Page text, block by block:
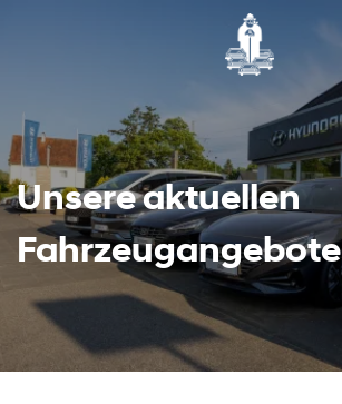
Unsere aktuellen
Fahrzeugangebote